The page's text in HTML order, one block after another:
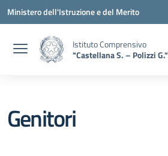
Vai ai contenuti
Vai al menu di navigazione
Vai al footer
Ministero dell'Istruzione e del Merito
Istituto Comprensivo
"Castellana S. – Polizzi G."
Genitori